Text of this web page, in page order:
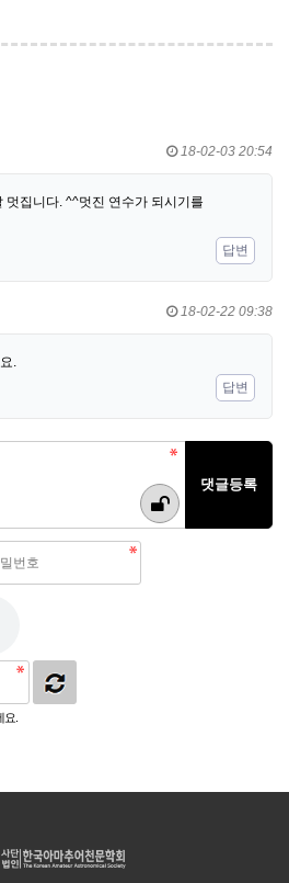
18-02-03 20:54
멋집니다. ^^멋진 연수가 되시기를
답변
18-02-22 09:38
.
답변
요.